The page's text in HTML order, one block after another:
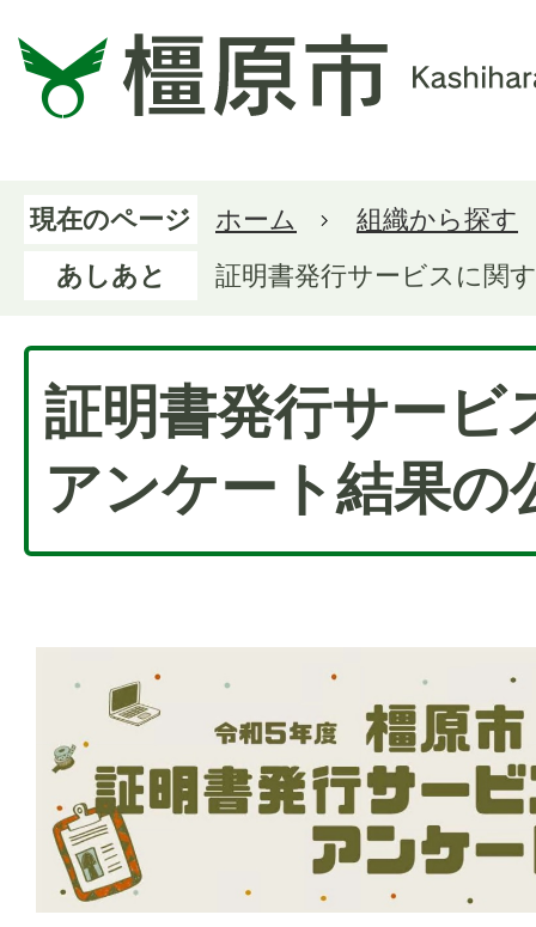
現在のページ ホーム
組織から探す
あしあと
証明書発行サービスに関
証明書発行サービ
アンケート結果の